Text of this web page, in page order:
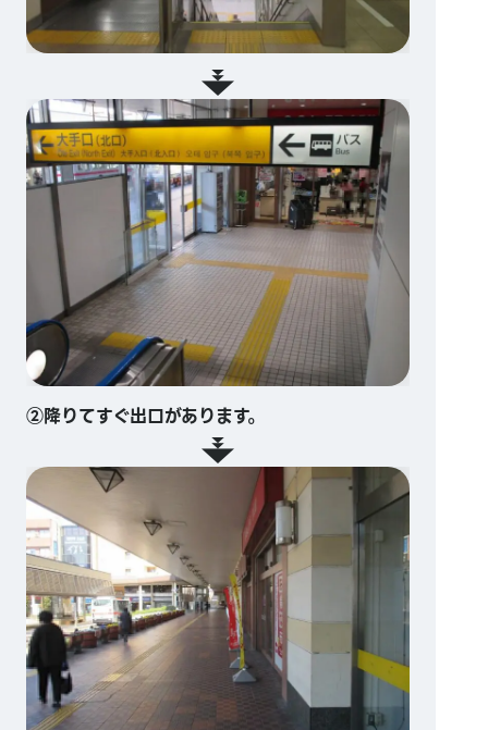
②降りてすぐ出口があります。